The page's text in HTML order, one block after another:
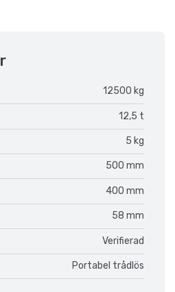
12500 kg
12,5 t
5 kg
500 mm
400 mm
58 mm
Verifierad
Portabel trådlös